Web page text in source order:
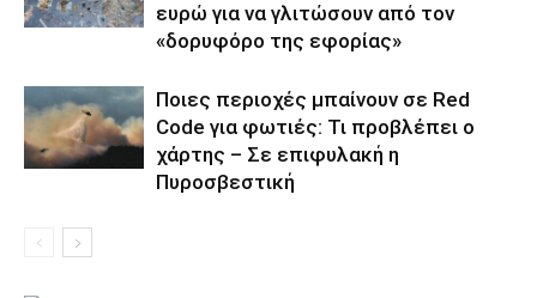
ευρώ για να γλιτώσουν από τον
«δορυφόρο της εφορίας»
Ποιες περιοχές μπαίνουν σε Red
Code για φωτιές: Τι προβλέπει ο
χάρτης – Σε επιφυλακή η
Πυροσβεστική